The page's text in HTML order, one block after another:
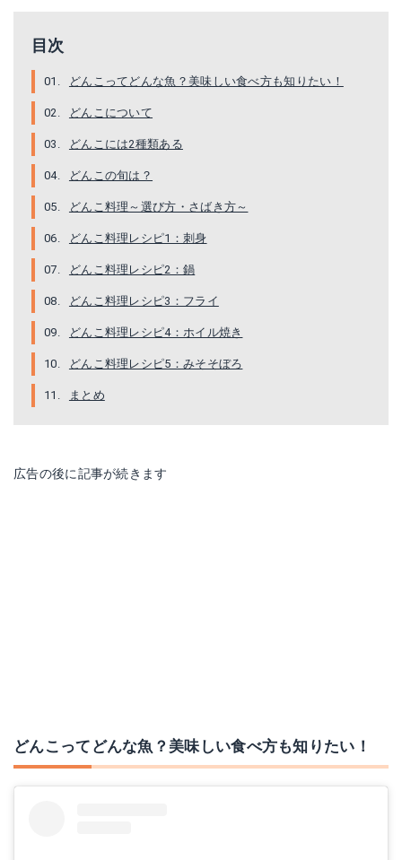
目次
どんこってどんな魚？美味しい食べ方も知りたい！
どんこについて
どんこには2種類ある
どんこの旬は？
どんこ料理～選び方・さばき方～
どんこ料理レシピ1：刺身
どんこ料理レシピ2：鍋
どんこ料理レシピ3：フライ
どんこ料理レシピ4：ホイル焼き
どんこ料理レシピ5：みそそぼろ
まとめ
広告の後に記事が続きます
どんこってどんな魚？美味しい食べ方も知りたい！